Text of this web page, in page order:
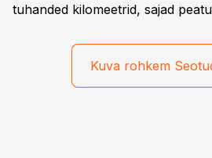
tuhanded kilomeetrid, sajad
on DHL usaldanud Mercedes-
juba enam kui kümme aastat
selle aja jooksul kujunenud
Kuva rohkem